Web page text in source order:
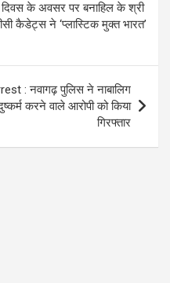
के अवसर पर बनाहिल के श्री
कैडेट्स ने ‘प्लास्टिक मुक्त भारत’
: नवागढ़ पुलिस ने नाबालिग
करने वाले आरोपी को किया
गिरफ्तार